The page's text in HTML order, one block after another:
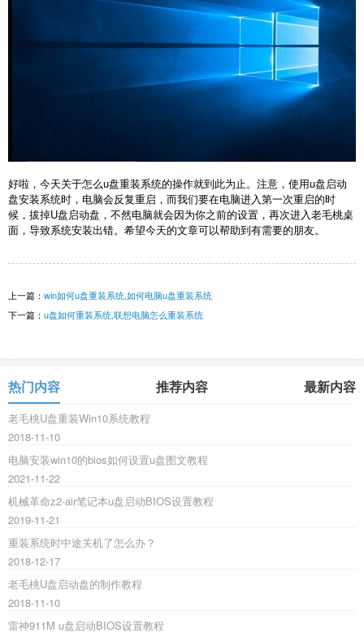
好啦，今天关于怎么u盘重装系统的操作就到此为止。注意，使用u盘启动
盘安装系统时，电脑会反复重启，而我们要在电脑进入第一次重启的时
候，拔掉U盘启动盘，不然电脑就会因为你之前的设置，再次进入老毛桃桌
面，导致系统安装出错。希望今天的文章可以帮助到有需要的朋友。
上一篇： win如何u盘重装系统,如何电脑u盘重装系统
下一篇： u盘如何重装系统,联想电脑怎么重装系统
热门内容 推荐内容 最新内容
老毛桃U盘重装Win10系统教程
2018-11-10
电脑安装win10的bios如何设置u盘图文教程
2021-11-22
机械革命z2-air笔记本u盘启动BIOS设置教程
2019-11-21
重装系统时中途关机了怎么办？
2018-12-17
老毛桃U盘启动盘的制作教程
2018-11-10
雷神911M u盘启动BIOS设置教程